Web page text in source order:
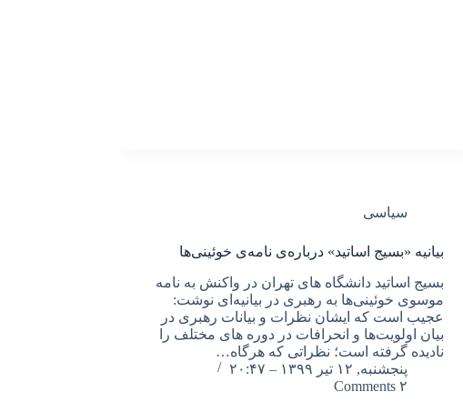
سیاسی
بیانیه «بسیج اساتید» درباره‌ی نامه‌ی خوئینی‌ها
بسیج اساتید دانشگاه های تهران در واکنش به نامه
موسوی خوئینی‌ها به رهبری در بیانیه‌ای نوشت:
عجیب است که ایشان نظرات و بیانات رهبری در
بیان اولویت‌ها و انحرافات در دوره های مختلف را
نادیده گرفته است؛ نظراتی که هرگاه…
پنجشنبه, ۱۲ تیر ۱۳۹۹ – ۲۰:۴۷
۲ Comments